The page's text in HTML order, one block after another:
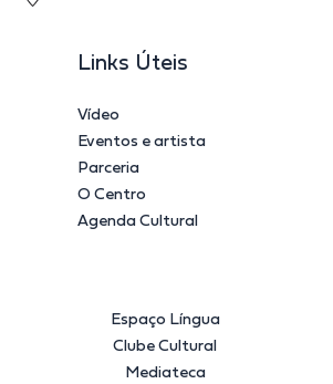
Links Úteis
Vídeo
Eventos e artista
Parceria
O Centro
Agenda Cultural
Espaço Língua
Clube Cultural
Mediateca